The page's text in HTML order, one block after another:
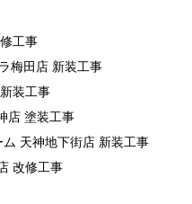
工事
梅田店 新装工事
装工事
店 塗装工事
天神地下街店 新装工事
改修工事